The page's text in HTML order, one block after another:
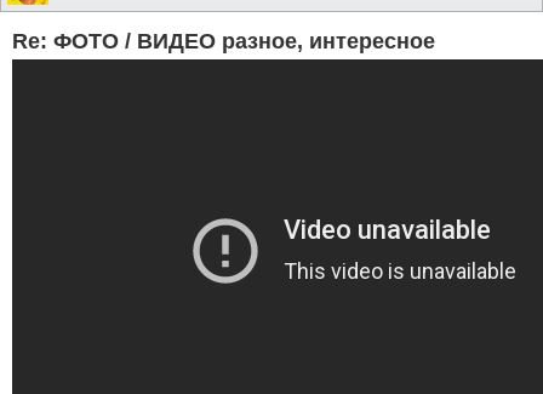
Re: ФОТО / ВИДЕО разное, интересное